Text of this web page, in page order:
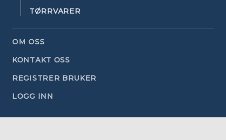
TØRRVARER
OM OSS
KONTAKT OSS
REGISTRER BRUKER
LOGG INN